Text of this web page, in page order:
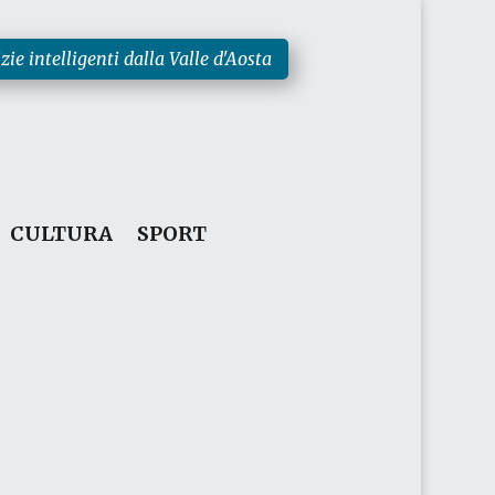
intelligenti dalla Valle d'Aosta
CULTURA SPORT